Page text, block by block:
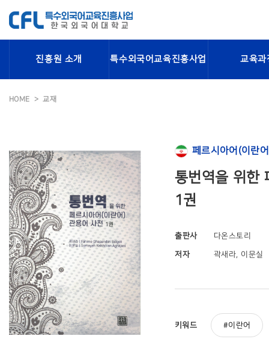
진흥원 소개 특수외국어교육진흥사업 교육과
HOME 교재
페르시아어(이란
통번역을 위한
1권
출판사 다온스토리
저자 곽새라, 이문실
키워드 이란어